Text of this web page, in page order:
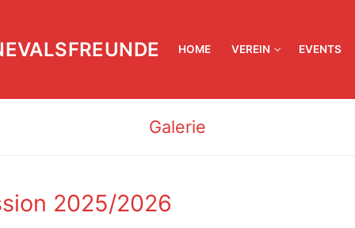
HOME VEREIN EVENTS
Galerie
2025/2026